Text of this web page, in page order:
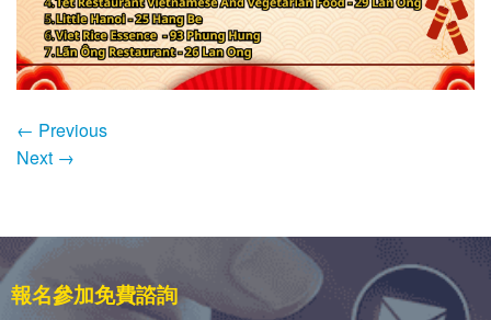
← Previous
Next →
報名參加免費諮詢